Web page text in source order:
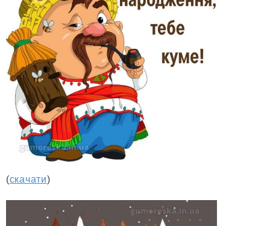
(скачати)